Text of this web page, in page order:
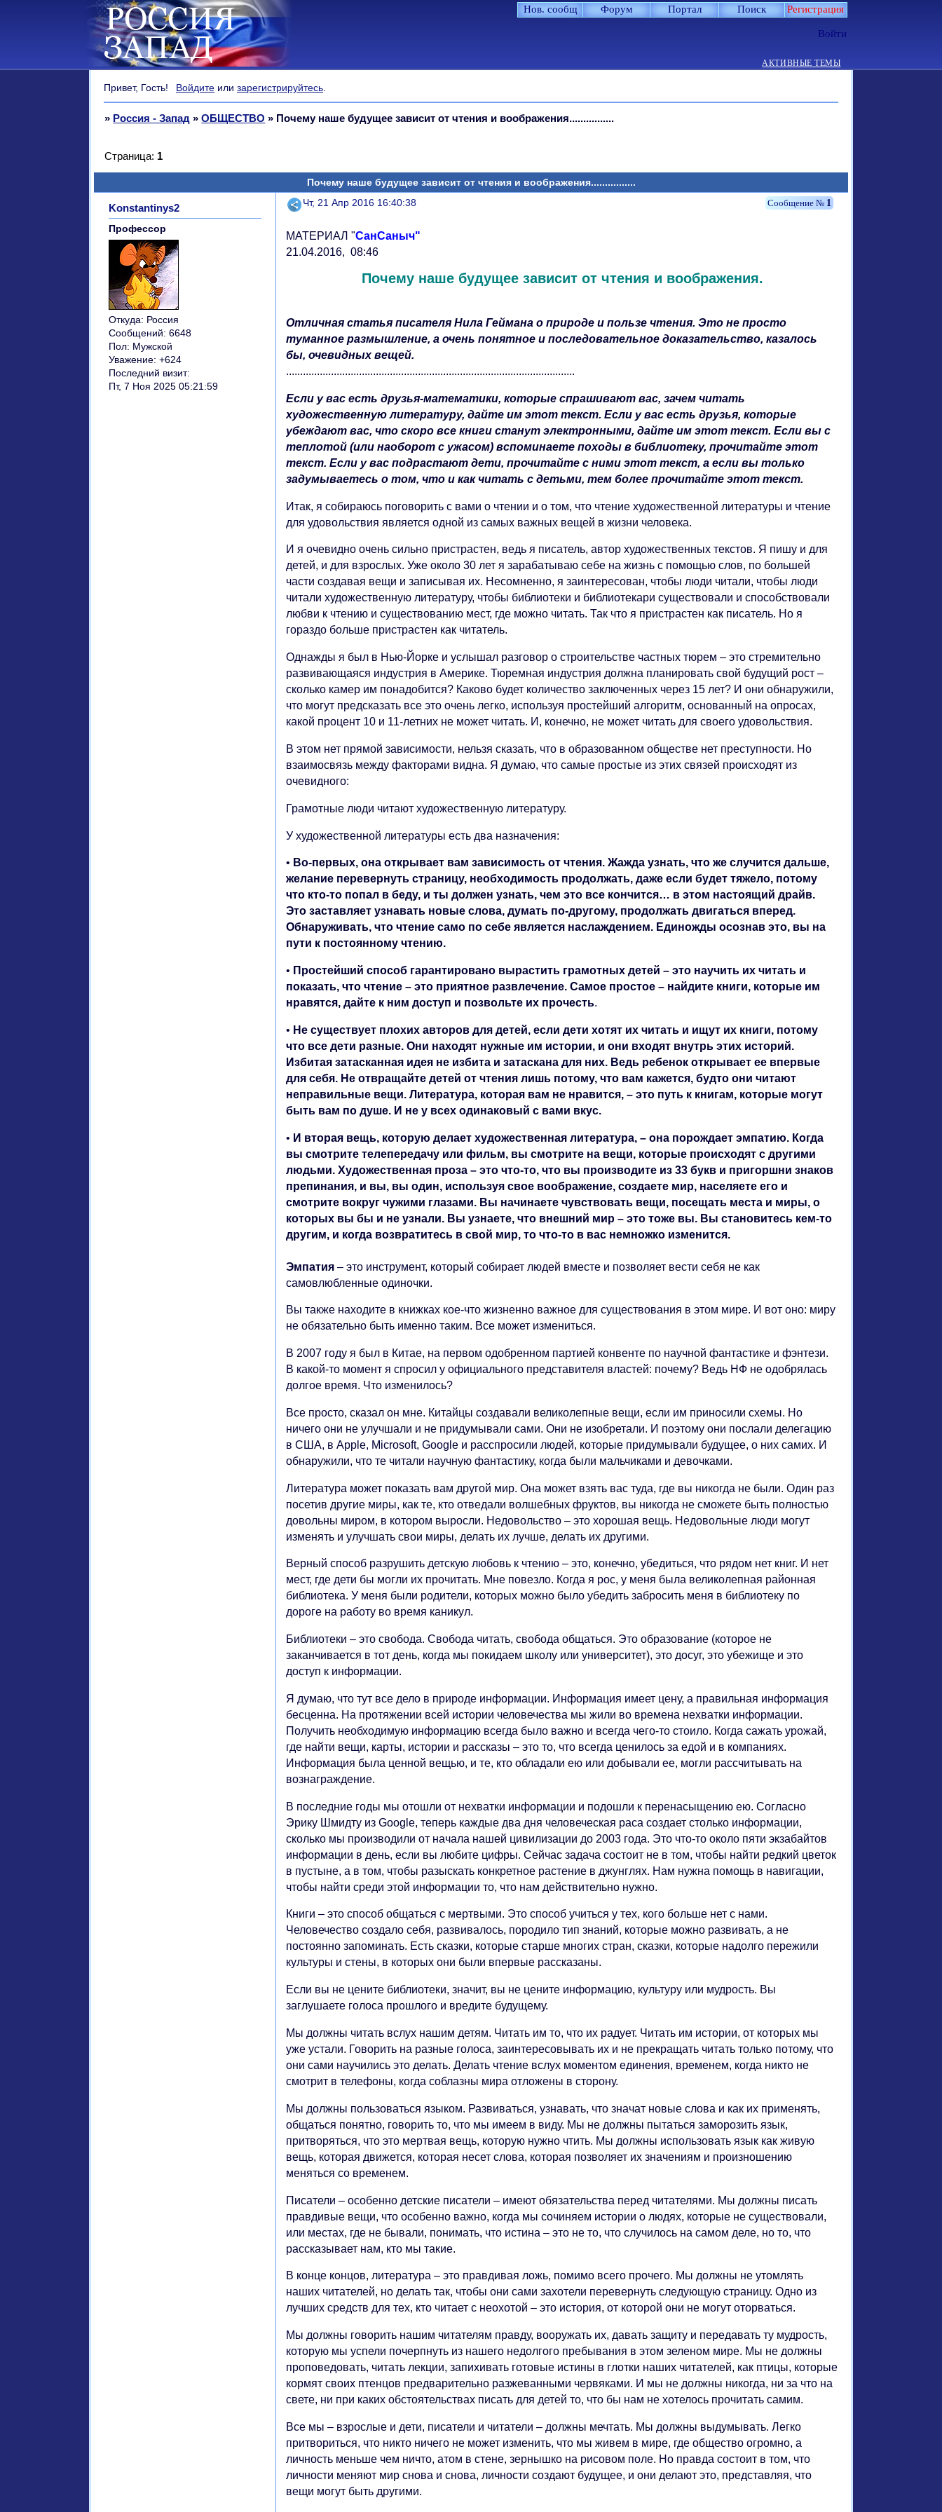
Нов. сообщ Форум Портал Поиск Регистрация
Войти
АКТИВНЫЕ ТЕМЫ
Привет, Гость! Войдите илизарегистрируйтесь.
» Россия - Запад »ОБЩЕСТВО » Почему наше будущее зависит от чтения и воображения................
Почему наше будущее зависит от чтения и воображения................
Страница: 1
Поделиться 1
Чт, 21 Апр 2016 16:40:38
Konstantinys2
Профессор
Откуда: Россия
Сообщений: 6648
Пол: Мужской
Уважение: +624
Последний визит:
Пт, 7 Ноя 2025 05:21:59
МАТЕРИАЛ "СанСаныч"
21.04.2016, 08:46
Почему наше будущее зависит от чтения и воображения.
Отличная статья писателя Нила Геймана о природе и пользе чтения. Это не просто
туманное размышление, а очень понятное и последовательное доказательство, казалось
бы, очевидных вещей.
.......................................................................................................
Если у вас есть друзья-математики, которые спрашивают вас, зачем читать
художественную литературу, дайте им этот текст. Если у вас есть друзья, которые
убеждают вас, что скоро все книги станут электронными, дайте им этот текст. Если вы с
теплотой (или наоборот с ужасом) вспоминаете походы в библиотеку, прочитайте этот
текст. Если у вас подрастают дети, прочитайте с ними этот текст, а если вы только
задумываетесь о том, что и как читать с детьми, тем более прочитайте этот текст.
Итак, я собираюсь поговорить с вами о чтении и о том, что чтение художественной литературы и чтение
для удовольствия является одной из самых важных вещей в жизни человека.
И я очевидно очень сильно пристрастен, ведь я писатель, автор художественных текстов. Я пишу и для
детей, и для взрослых. Уже около 30 лет я зарабатываю себе на жизнь с помощью слов, по большей
части создавая вещи и записывая их. Несомненно, я заинтересован, чтобы люди читали, чтобы люди
читали художественную литературу, чтобы библиотеки и библиотекари существовали и способствовали
любви к чтению и существованию мест, где можно читать. Так что я пристрастен как писатель. Но я
гораздо больше пристрастен как читатель.
Однажды я был в Нью-Йорке и услышал разговор о строительстве частных тюрем – это стремительно
развивающаяся индустрия в Америке. Тюремная индустрия должна планировать свой будущий рост –
сколько камер им понадобится? Каково будет количество заключенных через 15 лет? И они обнаружили,
что могут предсказать все это очень легко, используя простейший алгоритм, основанный на опросах,
какой процент 10 и 11-летних не может читать. И, конечно, не может читать для своего удовольствия.
В этом нет прямой зависимости, нельзя сказать, что в образованном обществе нет преступности. Но
взаимосвязь между факторами видна. Я думаю, что самые простые из этих связей происходят из
очевидного:
Грамотные люди читают художественную литературу.
У художественной литературы есть два назначения:
• Во-первых, она открывает вам зависимость от чтения. Жажда узнать, что же случится дальше,
желание перевернуть страницу, необходимость продолжать, даже если будет тяжело, потому
что кто-то попал в беду, и ты должен узнать, чем это все кончится… в этом настоящий драйв.
Это заставляет узнавать новые слова, думать по-другому, продолжать двигаться вперед.
Обнаруживать, что чтение само по себе является наслаждением. Единожды осознав это, вы на
пути к постоянному чтению.
• Простейший способ гарантировано вырастить грамотных детей – это научить их читать и
показать, что чтение – это приятное развлечение. Самое простое – найдите книги, которые им
нравятся, дайте к ним доступ и позвольте их прочесть.
• Не существует плохих авторов для детей, если дети хотят их читать и ищут их книги, потому
что все дети разные. Они находят нужные им истории, и они входят внутрь этих историй.
Избитая затасканная идея не избита и затаскана для них. Ведь ребенок открывает ее впервые
для себя. Не отвращайте детей от чтения лишь потому, что вам кажется, будто они читают
неправильные вещи. Литература, которая вам не нравится, – это путь к книгам, которые могут
быть вам по душе. И не у всех одинаковый с вами вкус.
• И вторая вещь, которую делает художественная литература, – она порождает эмпатию. Когда
вы смотрите телепередачу или фильм, вы смотрите на вещи, которые происходят с другими
людьми. Художественная проза – это что-то, что вы производите из 33 букв и пригоршни знаков
препинания, и вы, вы один, используя свое воображение, создаете мир, населяете его и
смотрите вокруг чужими глазами. Вы начинаете чувствовать вещи, посещать места и миры, о
которых вы бы и не узнали. Вы узнаете, что внешний мир – это тоже вы. Вы становитесь кем-то
другим, и когда возвратитесь в свой мир, то что-то в вас немножко изменится.
Эмпатия – это инструмент, который собирает людей вместе и позволяет вести себя не как
самовлюбленные одиночки.
Вы также находите в книжках кое-что жизненно важное для существования в этом мире. И вот оно: миру
не обязательно быть именно таким. Все может измениться.
В 2007 году я был в Китае, на первом одобренном партией конвенте по научной фантастике и фэнтези.
В какой-то момент я спросил у официального представителя властей: почему? Ведь НФ не одобрялась
долгое время. Что изменилось?
Все просто, сказал он мне. Китайцы создавали великолепные вещи, если им приносили схемы. Но
ничего они не улучшали и не придумывали сами. Они не изобретали. И поэтому они послали делегацию
в США, в Apple, Microsoft, Google и расспросили людей, которые придумывали будущее, о них самих. И
обнаружили, что те читали научную фантастику, когда были мальчиками и девочками.
Литература может показать вам другой мир. Она может взять вас туда, где вы никогда не были. Один раз
посетив другие миры, как те, кто отведали волшебных фруктов, вы никогда не сможете быть полностью
довольны миром, в котором выросли. Недовольство – это хорошая вещь. Недовольные люди могут
изменять и улучшать свои миры, делать их лучше, делать их другими.
Верный способ разрушить детскую любовь к чтению – это, конечно, убедиться, что рядом нет книг. И нет
мест, где дети бы могли их прочитать. Мне повезло. Когда я рос, у меня была великолепная районная
библиотека. У меня были родители, которых можно было убедить забросить меня в библиотеку по
дороге на работу во время каникул.
Библиотеки – это свобода. Свобода читать, свобода общаться. Это образование (которое не
заканчивается в тот день, когда мы покидаем школу или университет), это досуг, это убежище и это
доступ к информации.
Я думаю, что тут все дело в природе информации. Информация имеет цену, а правильная информация
бесценна. На протяжении всей истории человечества мы жили во времена нехватки информации.
Получить необходимую информацию всегда было важно и всегда чего-то стоило. Когда сажать урожай,
где найти вещи, карты, истории и рассказы – это то, что всегда ценилось за едой и в компаниях.
Информация была ценной вещью, и те, кто обладали ею или добывали ее, могли рассчитывать на
вознаграждение.
В последние годы мы отошли от нехватки информации и подошли к перенасыщению ею. Согласно
Эрику Шмидту из Google, теперь каждые два дня человеческая раса создает столько информации,
сколько мы производили от начала нашей цивилизации до 2003 года. Это что-то около пяти экзабайтов
информации в день, если вы любите цифры. Сейчас задача состоит не в том, чтобы найти редкий цветок
в пустыне, а в том, чтобы разыскать конкретное растение в джунглях. Нам нужна помощь в навигации,
чтобы найти среди этой информации то, что нам действительно нужно.
Книги – это способ общаться с мертвыми. Это способ учиться у тех, кого больше нет с нами.
Человечество создало себя, развивалось, породило тип знаний, которые можно развивать, а не
постоянно запоминать. Есть сказки, которые старше многих стран, сказки, которые надолго пережили
культуры и стены, в которых они были впервые рассказаны.
Если вы не цените библиотеки, значит, вы не цените информацию, культуру или мудрость. Вы
заглушаете голоса прошлого и вредите будущему.
Мы должны читать вслух нашим детям. Читать им то, что их радует. Читать им истории, от которых мы
уже устали. Говорить на разные голоса, заинтересовывать их и не прекращать читать только потому, что
они сами научились это делать. Делать чтение вслух моментом единения, временем, когда никто не
смотрит в телефоны, когда соблазны мира отложены в сторону.
Мы должны пользоваться языком. Развиваться, узнавать, что значат новые слова и как их применять,
общаться понятно, говорить то, что мы имеем в виду. Мы не должны пытаться заморозить язык,
притворяться, что это мертвая вещь, которую нужно чтить. Мы должны использовать язык как живую
вещь, которая движется, которая несет слова, которая позволяет их значениям и произношению
меняться со временем.
Писатели – особенно детские писатели – имеют обязательства перед читателями. Мы должны писать
правдивые вещи, что особенно важно, когда мы сочиняем истории о людях, которые не существовали,
или местах, где не бывали, понимать, что истина – это не то, что случилось на самом деле, но то, что
рассказывает нам, кто мы такие.
В конце концов, литература – это правдивая ложь, помимо всего прочего. Мы должны не утомлять
наших читателей, но делать так, чтобы они сами захотели перевернуть следующую страницу. Одно из
лучших средств для тех, кто читает с неохотой – это история, от которой они не могут оторваться.
Мы должны говорить нашим читателям правду, вооружать их, давать защиту и передавать ту мудрость,
которую мы успели почерпнуть из нашего недолгого пребывания в этом зеленом мире. Мы не должны
проповедовать, читать лекции, запихивать готовые истины в глотки наших читателей, как птицы, которые
кормят своих птенцов предварительно разжеванными червяками. И мы не должны никогда, ни за что на
свете, ни при каких обстоятельствах писать для детей то, что бы нам не хотелось прочитать самим.
Все мы – взрослые и дети, писатели и читатели – должны мечтать. Мы должны выдумывать. Легко
притвориться, что никто ничего не может изменить, что мы живем в мире, где общество огромно, а
личность меньше чем ничто, атом в стене, зернышко на рисовом поле. Но правда состоит в том, что
личности меняют мир снова и снова, личности создают будущее, и они делают это, представляя, что
вещи могут быть другими.